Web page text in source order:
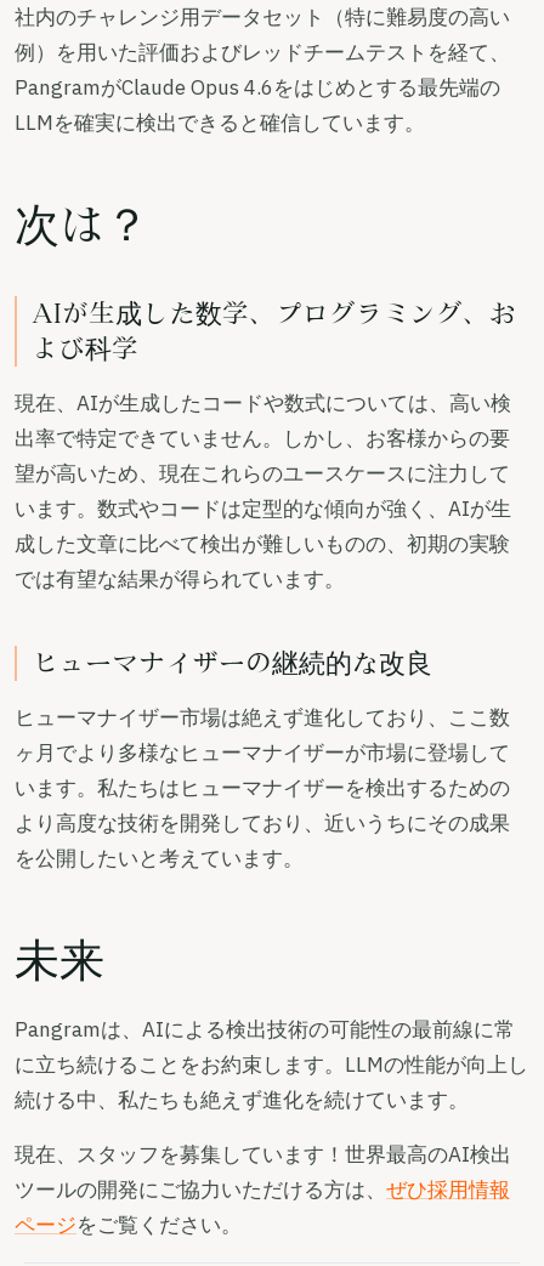
社内のチャレンジ用データセット（特に難易度の高い
例）を用いた評価およびレッドチームテストを経て、
PangramがClaude Opus 4.6をはじめとする最先端の
LLMを確実に検出できると確信しています。
次は？
AIが生成した数学、プログラミング、お
よび科学
現在、AIが生成したコードや数式については、高い検
出率で特定できていません。しかし、お客様からの要
望が高いため、現在これらのユースケースに注力して
います。数式やコードは定型的な傾向が強く、AIが生
成した文章に比べて検出が難しいものの、初期の実験
では有望な結果が得られています。
ヒューマナイザーの継続的な改良
ヒューマナイザー市場は絶えず進化しており、ここ数
ヶ月でより多様なヒューマナイザーが市場に登場して
います。私たちはヒューマナイザーを検出するための
より高度な技術を開発しており、近いうちにその成果
を公開したいと考えています。
未来
Pangramは、AIによる検出技術の可能性の最前線に常
に立ち続けることをお約束します。LLMの性能が向上し
続ける中、私たちも絶えず進化を続けています。
現在、スタッフを募集しています！世界最高のAI検出
ツールの開発にご協力いただける方は、 ぜひ採用情報
ページをご覧ください。